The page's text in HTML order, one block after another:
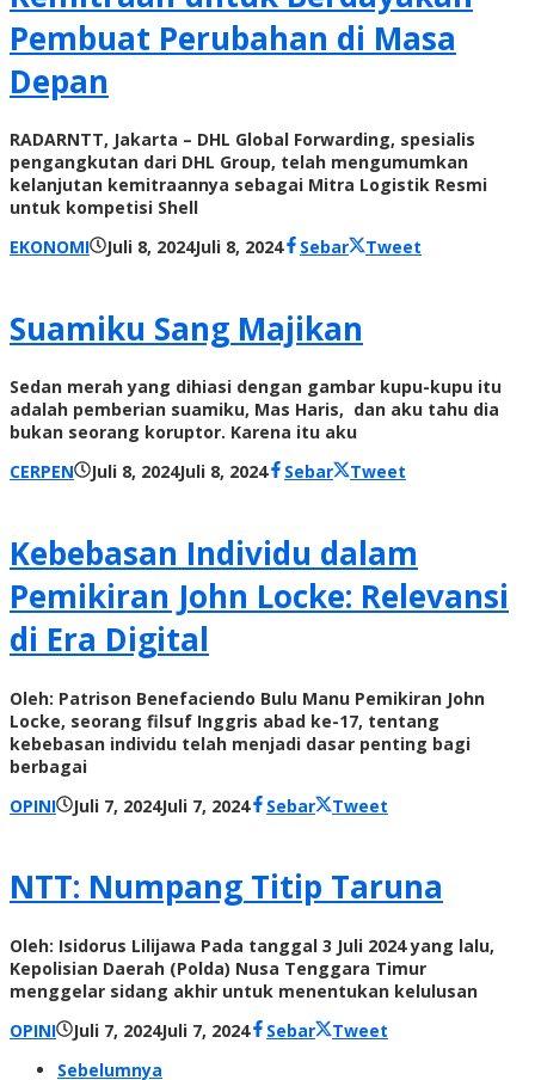
Pembuat Perubahan di Masa
Depan
RADARNTT, Jakarta – DHL Global Forwarding, spesialis
pengangkutan dari DHL Group, telah mengumumkan
kelanjutan kemitraannya sebagai Mitra Logistik Resmi
untuk kompetisi Shell
EKONOMI
Juli 8, 2024Juli 8, 2024olehSebar Tweet
Suamiku Sang Majikan
Sedan merah yang dihiasi dengan gambar kupu-kupu itu
adalah pemberian suamiku, Mas Haris, dan aku tahu dia
bukan seorang koruptor. Karena itu aku
CERPEN
Juli 8, 2024Juli 8, 2024olehSebar Tweet
Kebebasan Individu dalam
Pemikiran John Locke: Relevansi
di Era Digital
Oleh: Patrison Benefaciendo Bulu Manu Pemikiran John
Locke, seorang filsuf Inggris abad ke-17, tentang
kebebasan individu telah menjadi dasar penting bagi
berbagai
OPINI
Juli 7, 2024Juli 7, 2024olehSebar Tweet
NTT: Numpang Titip Taruna
Oleh: Isidorus Lilijawa Pada tanggal 3 Juli 2024 yang lalu,
Kepolisian Daerah (Polda) Nusa Tenggara Timur
menggelar sidang akhir untuk menentukan kelulusan
OPINI
Juli 7, 2024Juli 7, 2024olehSebar
Tweet
Sebelumnya